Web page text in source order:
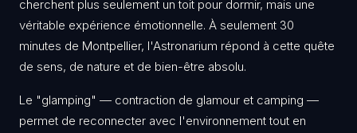
cherchent plus seulement un toit pour dormir, mais une
véritable expérience émotionnelle. À seulement 30
minutes de Montpellier, l'Astronarium répond à cette quête
de sens, de nature et de bien-être absolu.
​Le "glamping" — contraction de glamour et camping —
permet de reconnecter avec l'environnement tout en